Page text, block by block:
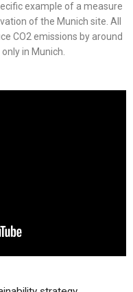
example of a measure
of the Munich site. All
CO2 emissions by around
in Munich.